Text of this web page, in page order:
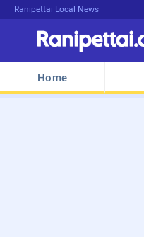
Ranipettai Local News
Home